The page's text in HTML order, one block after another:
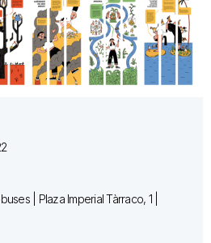
| Plaza Imperial Tàrraco, 1 |